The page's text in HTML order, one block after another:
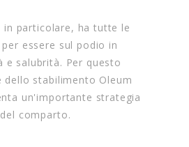
in particolare, ha tutte le
essere sul podio in
e salubrità. Per questo
dello stabilimento Oleum
un'importante strategia
comparto.